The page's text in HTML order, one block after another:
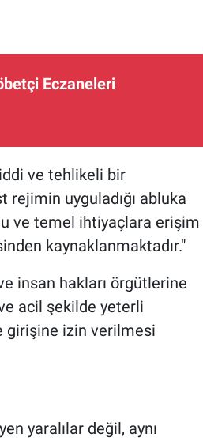
Eczaneleri
ve tehlikeli bir
rejimin uyguladığı abluka
ve temel ihtiyaçlara erişim
kaynaklanmaktadır."
insan hakları örgütlerine
acil şekilde yeterli
girişine izin verilmesi
yaralılar değil, aynı